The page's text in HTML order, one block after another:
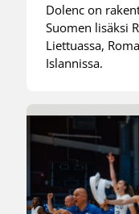
Dolenc on
Suomen lisäksi
Liettuassa,
Islannissa.